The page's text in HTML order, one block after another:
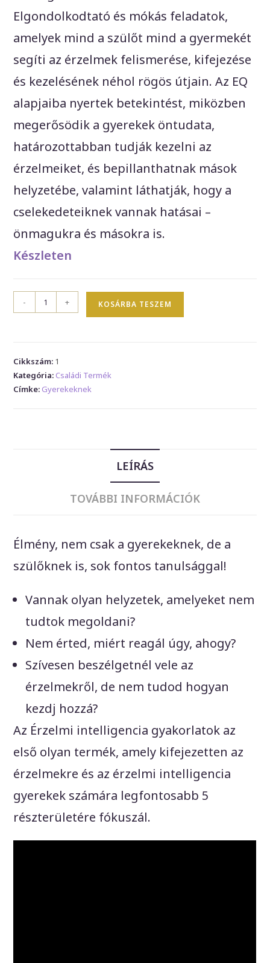
Elgondolkodtató és mókás feladatok,
amelyek mind a szülőt mind a gyermekét
segíti az érzelmek felismerése, kifejezése
és kezelésének néhol rögös útjain. Az EQ
alapjaiba nyertek betekintést, miközben
megerősödik a gyerekek öntudata,
határozottabban tudják kezelni az
érzelmeiket, és bepillanthatnak mások
helyzetébe, valamint láthatják, hogy a
cselekedeteiknek vannak hatásai –
önmagukra és másokra is.
Készleten
intelligencia
- + KOSÁRBA TESZEM
Cikkszám: 1
Kategória: Családi Termék
Címke: Gyerekeknek
LEÍRÁS
TOVÁBBI INFORMÁCIÓK
Élmény, nem csak a gyerekeknek, de a
szülőknek is, sok fontos tanulsággal!
Vannak olyan helyzetek, amelyeket nem
tudtok megoldani?
Nem érted, miért reagál úgy, ahogy?
Szívesen beszélgetnél vele az
érzelmekről, de nem tudod hogyan
kezdj hozzá?
Az Érzelmi intelligencia gyakorlatok az
első olyan termék, amely kifejezetten az
érzelmekre és az érzelmi intelligencia
gyerekek számára legfontosabb 5
részterületére fókuszál.